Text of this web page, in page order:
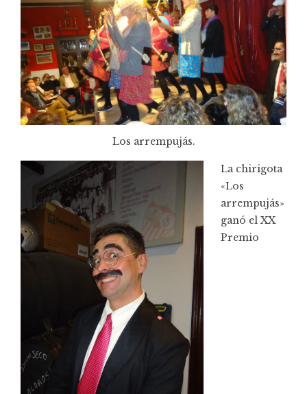
Los arrempujás.
La chirigota
«Los
arrempujás»
ganó el XX
Premio